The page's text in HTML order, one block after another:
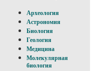
Археология
Астрономия
Биология
Геология
Медицина
Молекулярная
биология